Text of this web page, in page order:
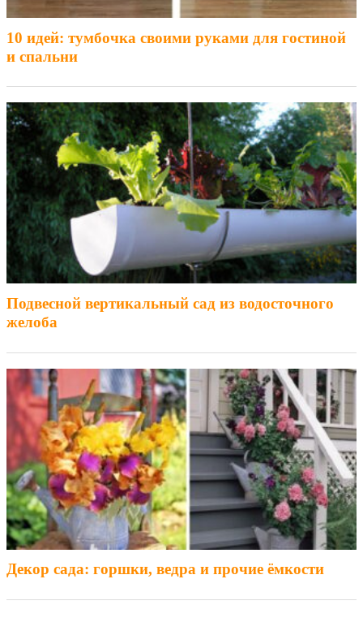
10 идей: тумбочка своими руками для гостиной
и спальни
Подвесной вертикальный сад из водосточного
желоба
Декор сада: горшки, ведра и прочие ёмкости